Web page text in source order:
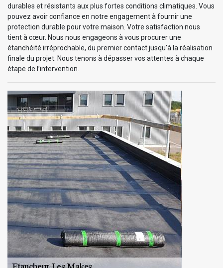
durables et résistants aux plus fortes conditions climatiques. Vous
pouvez avoir confiance en notre engagement à fournir une
protection durable pour votre maison. Votre satisfaction nous
tient à cœur. Nous nous engageons à vous procurer une
étanchéité irréprochable, du premier contact jusqu'à la réalisation
finale du projet. Nous tenons à dépasser vos attentes à chaque
étape de l’intervention.